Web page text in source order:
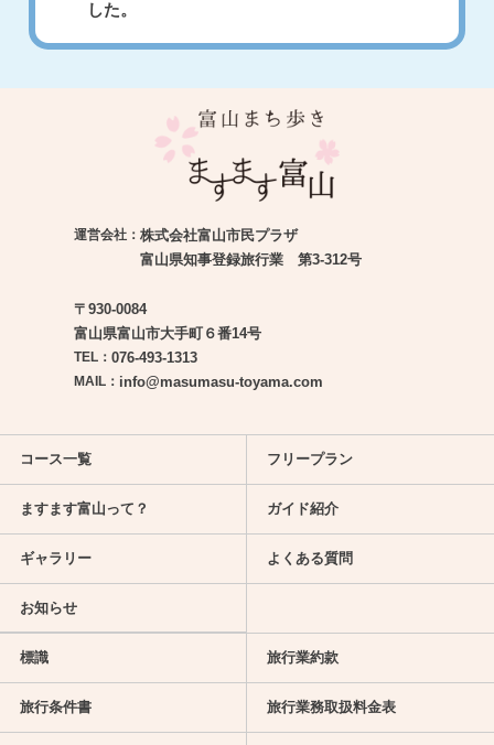
した。
運営会社：株式会社富山市民プラザ
富山県知事登録旅行業 第3-312号
〒930-0084
富山県富山市大手町６番14号
TEL：076-493-1313
MAIL： info@masumasu-toyama.com
コース一覧 フリープラン
ますます富山って？ ガイド紹介
ギャラリー よくある質問
お知らせ
標識 旅行業約款
旅行条件書 旅行業務取扱料金表